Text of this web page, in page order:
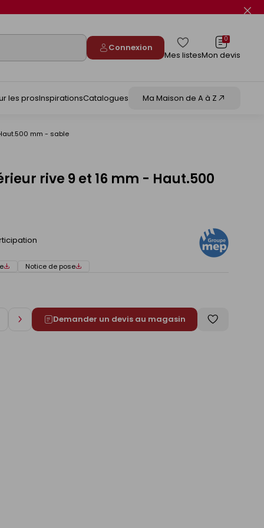
Connexion
Mes listes
0
Mon devis
les prosInspirationsCatalogues Ma Maison de A à Z
mm - sable
rive 9 et 16 mm - Haut.500
Notice de pose
AugmenterDemander un devis au magasin
Enregistrer